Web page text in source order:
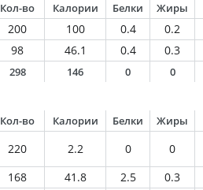
Кол-во Калории Белки Жиры
200 100 0.4 0.2
98 46.1 0.4 0.3
298 146 0 0
Кол-во Калории Белки Жиры
220 2.2 0 0
168 41.8 2.5 0.3